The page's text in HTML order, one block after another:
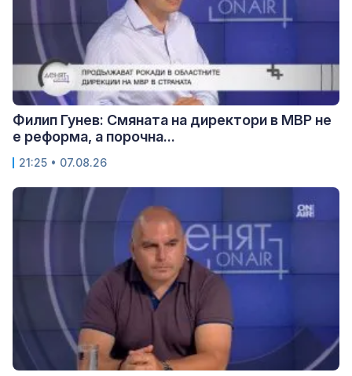
Филип Гунев: Смяната на директори в МВР не
е реформа, а порочна...
21:25 • 07.08.26